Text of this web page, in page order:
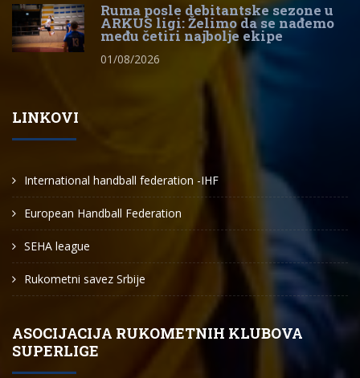
Ruma posle debitantske sezone u
ARKUS ligi: Želimo da se nađemo
među četiri najbolje ekipe
01/08/2026
LINKOVI
International handball federation -IHF
European Handball Federation
SEHA league
Rukometni savez Srbije
ASOCIJACIJA RUKOMETNIH KLUBOVA
SUPERLIGE